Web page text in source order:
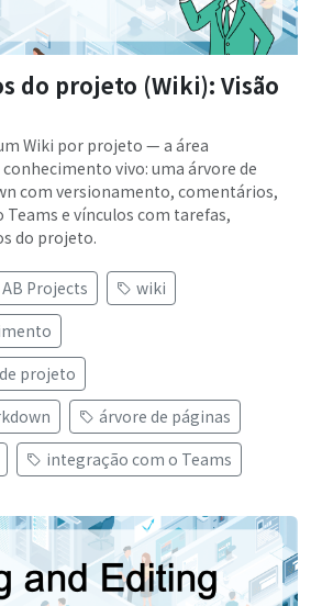
do projeto (Wiki): Visão
Wiki por projeto — a área
vivo: uma árvore de
com versionamento, comentários,
e vínculos com tarefas,
do projeto.
Projects
wiki
projeto
árvore de páginas
integração com o Teams